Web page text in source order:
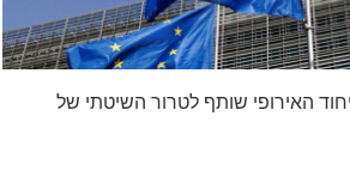
האירופי שותף לטרור השיטתי של